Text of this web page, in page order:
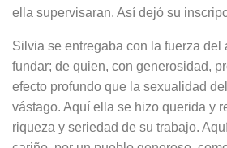
ella supervisaran. Así dejó su
Silvia se entregaba con la fuerza del
fundar; de quien, con generosidad,
efecto profundo que la sexualidad
vástago. Aquí ella se hizo querida y
riqueza y seriedad de su trabajo.